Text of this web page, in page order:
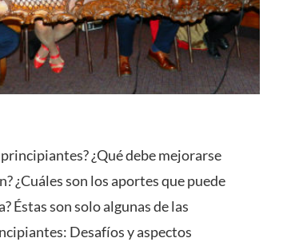
¿Qué debe mejorarse
¿Cuáles son los aportes que puede
Éstas son solo algunas de las
Desafíos y aspectos